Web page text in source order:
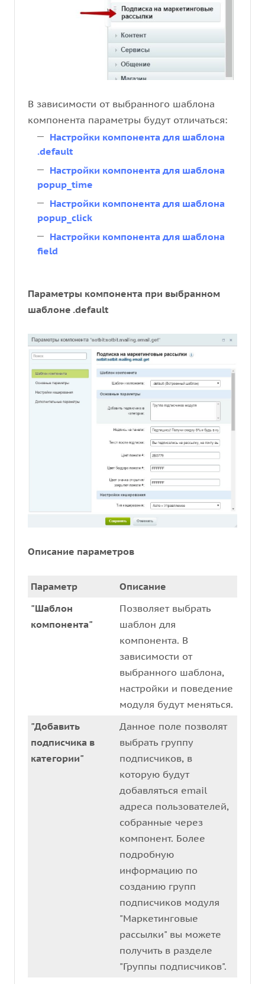
В зависимости от выбранного шаблона
компонента параметры будут отличаться:
Настройки компонента для шаблона
.default
Настройки компонента для шаблона
popup_time
Настройки компонента для шаблона
popup_click
Настройки компонента для шаблона
field
Параметры компонента при выбранном
шаблоне .default
Описание параметров
Параметр
Описание
"Шаблон
компонента"
Позволяет выбрать
шаблон для
компонента. В
зависимости от
выбранного шаблона,
настройки и поведение
модуля будут меняться.
"Добавить
подписчика в
категории"
Данное поле позволят
выбрать группу
подписчиков, в
которую будут
добавляться email
адреса пользователей,
собранные через
компонент. Более
подробную
информацию по
созданию групп
подписчиков модуля
"Маркетинговые
рассылки" вы можете
получить в разделе
"Группы подписчиков".